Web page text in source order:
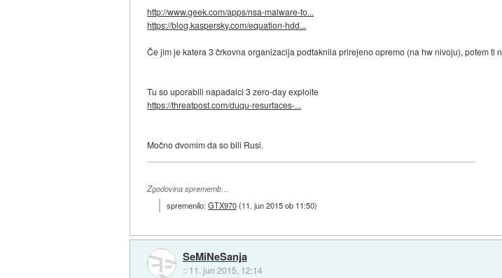
http://www.geek.com/apps/nsa-malware-fo...
https://blog.kaspersky.com/equation-hdd...
Če jim je katera 3 črkovna organizacija podtaknila prirejeno opremo (na hw nivoju), potem ti
Tu so uporabili napadalci 3 zero-day exploite
https://threatpost.com/duqu-resurfaces-...
Močno dvomim da so bili Rusi.
Zgodovina sprememb…
spremenilo:GTX970(11. jun 2015 ob 11:50)
SeMiNeSanja
:: 11. jun 2015, 12:14